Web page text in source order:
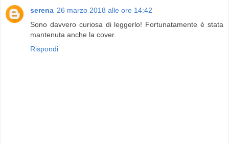
serena 26 marzo 2018 alle ore 14:42
Sono davvero curiosa di leggerlo! Fortunatamente è stata
mantenuta anche la cover.
Rispondi